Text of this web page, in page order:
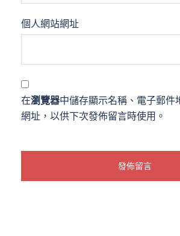
個人網站網址
在瀏覽器中儲存顯示名稱、電子郵件
網址，以供下次發佈留言時使用。